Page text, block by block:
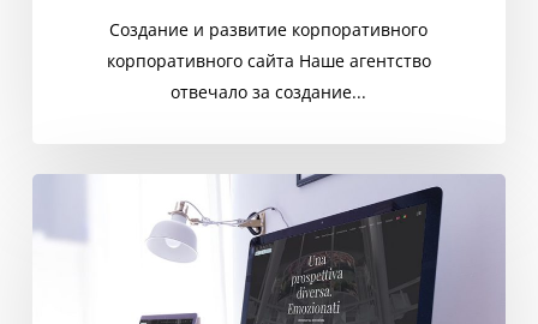
Создание и развитие корпоративного
корпоративного сайта Наше агентство
отвечало за создание...
Колесо
Альтрависты
-
колесо
обозрения